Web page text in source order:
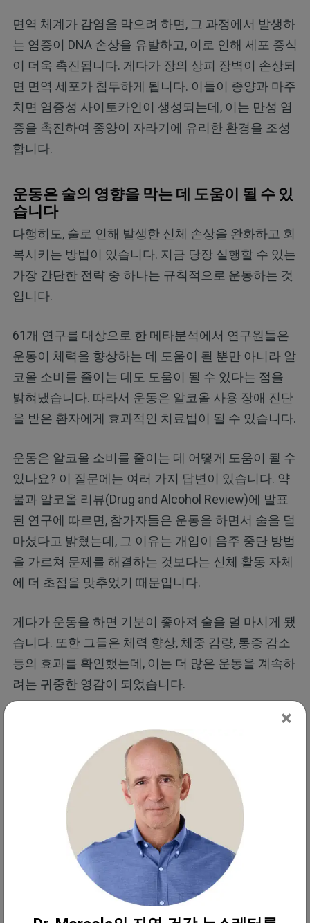
면역 체계가 감염을 막으려 하면, 그 과정에서 발생하
는 염증이 DNA 손상을 유발하고, 이로 인해 세포 증식
이 더욱 촉진됩니다. 게다가 장의 상피 장벽이 손상되
면 면역 세포가 침투하게 됩니다. 이들이 종양과 마주
치면 염증성 사이토카인이 생성되는데, 이는 만성 염
증을 촉진하여 종양이 자라기에 유리한 환경을 조성
합니다.
운동은 술의 영향을 막는 데 도움이 될 수 있
습니다
다행히도, 술로 인해 발생한 신체 손상을 완화하고 회
복시키는 방법이 있습니다. 지금 당장 실행할 수 있는
가장 간단한 전략 중 하나는 규칙적으로 운동하는 것
입니다.
61개 연구를 대상으로 한 메타분석에서 연구원들은
운동이 체력을 향상하는 데 도움이 될 뿐만 아니라 알
코올 소비를 줄이는 데도 도움이 될 수 있다는 점을
밝혀냈습니다. 따라서 운동은 알코올 사용 장애 진단
을 받은 환자에게 효과적인 치료법이 될 수 있습니다.
운동은 알코올 소비를 줄이는 데 어떻게 도움이 될 수
있나요? 이 질문에는 여러 가지 답변이 있습니다. 약
물과 알코올 리뷰(Drug and Alcohol Review)에 발표
된 연구에 따르면, 참가자들은 운동을 하면서 술을 덜
마셨다고 밝혔는데, 그 이유는 개입이 음주 중단 방법
을 가르쳐 문제를 해결하는 것보다는 신체 활동 자체
에 더 초점을 맞추었기 때문입니다.
게다가 운동을 하면 기분이 좋아져 술을 덜 마시게 됐
습니다. 또한 그들은 체력 향상, 체중 감량, 통증 감소
등의 효과를 확인했는데, 이는 더 많은 운동을 계속하
려는 귀중한 영감이 되었습니다.
중간 강도의 운동을 하는 것이 좋습니다. 중간 강도의
운동이란 숨이 약간 차더라도 누군가와 대화할 수 있
을 정도로 운동하는 것을 말합니다. 예를 들어 원예,
산책, 동네 자전거 타기, 요가, 캐주얼 수영, 피클볼 등
이 있습니다.
심장의학자 제임스 오키프(James O'Keefe)와의 인
터뷰에서 그는 중간 강도의 운동은 아무리 해도 지나
치지 않으며, 격렬한 운동보다 사망률을 더 잘 개선한
다고 말했습니다. 그는 연구를 통해 적당한 강도로 운
×